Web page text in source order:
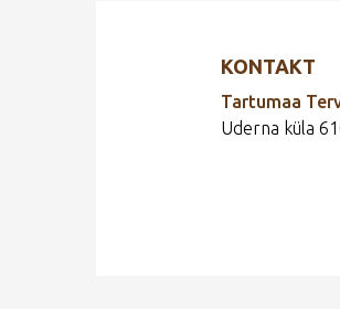
KONTAKT
Tartumaa
Uderna küla